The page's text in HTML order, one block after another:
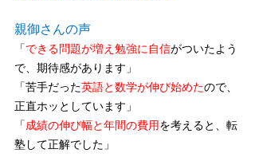
親御さんの声
「できる問題が増え勉強に自信がついたよう
で、期待感があります」
「苦手だった英語と数学が伸び始めたので、
正直ホッとしています」
「成績の伸び幅と年間の費用を考えると、転
塾して正解でした」